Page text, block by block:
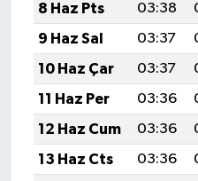
8 Haz Pts
03:38
9 Haz Sal
03:37
10 Haz Çar
03:37
11 Haz Per
03:36
12 Haz Cum
03:36
13 Haz Cts
03:36